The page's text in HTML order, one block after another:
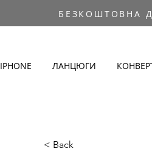
БЕЗКОШТОВНА
IPHONE ЛАНЦЮГИ
< Back